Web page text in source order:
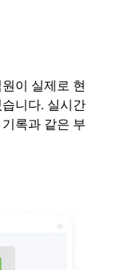
이 실제로 현
니다. 실시간
록과 같은 부